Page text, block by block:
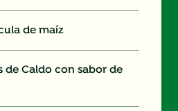
de maíz
de Caldo con sabor de